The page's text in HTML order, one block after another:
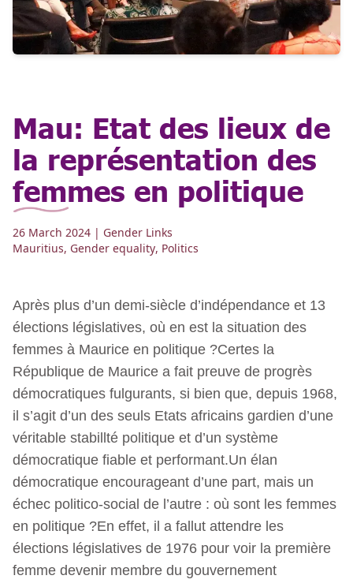
Mau: Etat des lieux de
la représentation des
femmes en politique
26 March 2024 | Gender Links
Mauritius, Gender equality, Politics
Après plus d’un demi-siècle d’indépendance et 13
élections législatives, où en est la situation des
femmes à Maurice en politique ?Certes la
République de Maurice a fait preuve de progrès
démocratiques fulgurants, si bien que, depuis 1968,
il s’agit d’un des seuls Etats africains gardien d’une
véritable stabillté politique et d’un système
démocratique fiable et performant.Un élan
démocratique encourageant d’une part, mais un
échec politico-social de l’autre : où sont les femmes
en politique ?En effet, il a fallut attendre les
élections législatives de 1976 pour voir la première
femme devenir membre du gouvernement